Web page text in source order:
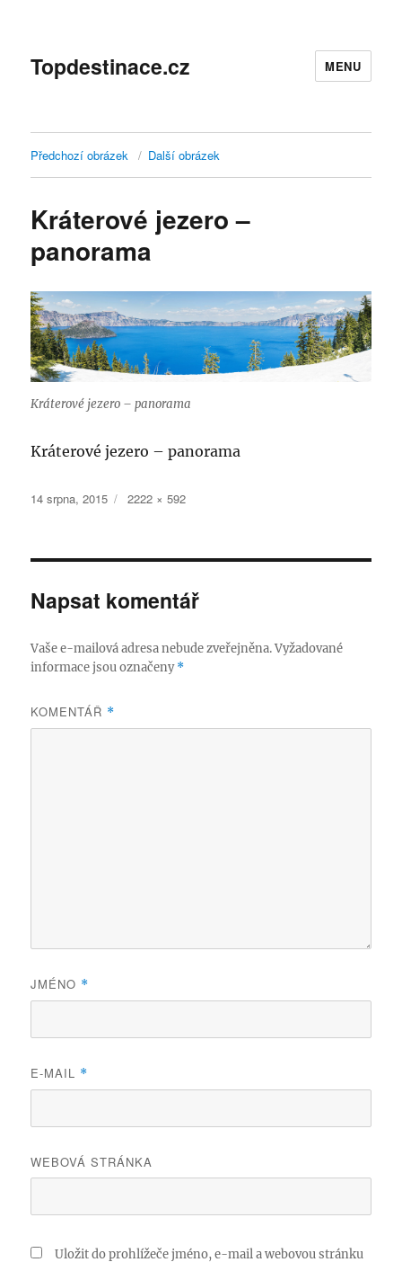
Topdestinace.cz MENU
Předchozí obrázek Další obrázek
Kráterové jezero –
panorama
Kráterové jezero – panorama
Kráterové jezero – panorama
Publikováno:
14 srpna, 2015
Původní
2222 × 592
Napsat komentář
Vaše e-mailová adresa nebude zveřejněna. Vyžadované
informace jsou označeny*
KOMENTÁŘ *
JMÉNO *
E-MAIL *
WEBOVÁ STRÁNKA
Uložit do prohlížeče jméno, e-mail a webovou stránku